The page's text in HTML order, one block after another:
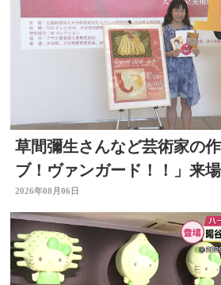
草間彌生さんなど芸術家の
ブ！ヴァンガード！！」来
大分県立美術館
2026年08月06日